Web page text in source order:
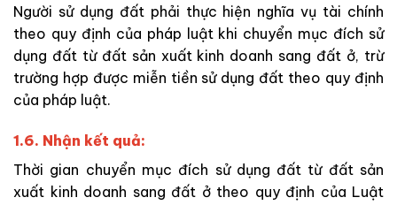
Người sử dụng đất phải thực hiện nghĩa vụ tài chính
theo quy định của pháp luật khi chuyển mục đích sử
dụng đất từ đất sản xuất kinh doanh sang đất ở, trừ
trường hợp được miễn tiền sử dụng đất theo quy định
của pháp luật.
1.6. Nhận kết quả:
Thời gian chuyển mục đích sử dụng đất từ đất sản
xuất kinh doanh sang đất ở theo quy định của Luật